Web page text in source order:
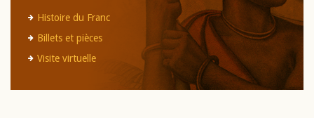
Histoire du Franc
Billets et pièces
Visite virtuelle